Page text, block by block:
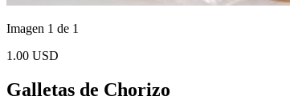
Imagen 1 de 1
1.00 USD
Galletas de Chorizo